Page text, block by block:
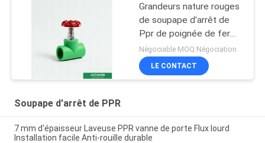
Grandeurs nature rouges
de soupape d'arrêt de
Ppr de poignée de fer
intérieures à travers la
soupape d'arrêt
Négociable MOQ:Négociation
LE CONTACT
Soupape d'arrêt de PPR
7 mm d'épaisseur Laveuse PPR vanne de porte Flux lourd
Installation facile Anti-rouille durable